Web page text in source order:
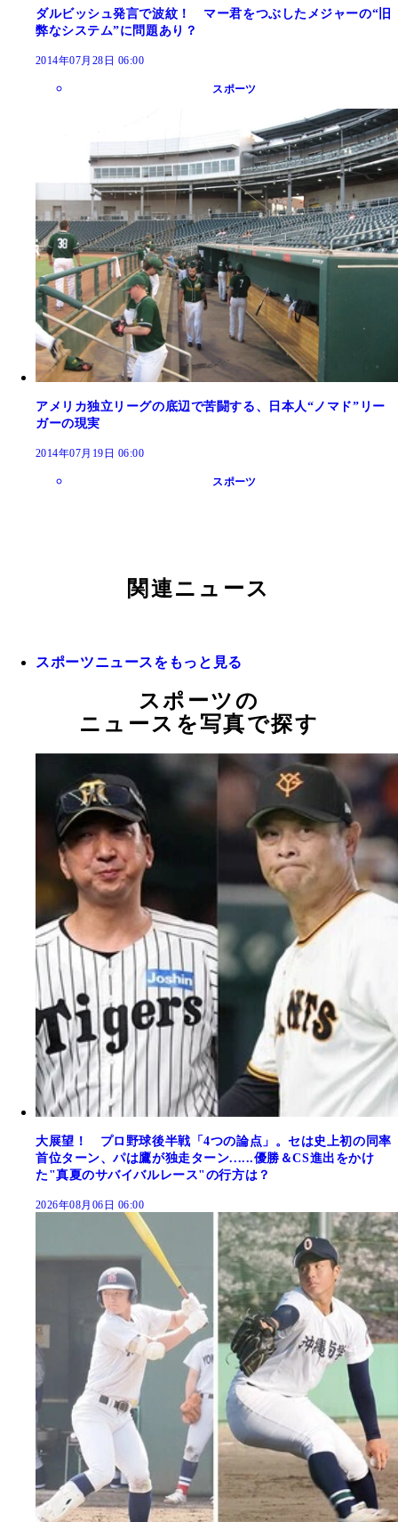
ダルビッシュ発言で波紋！ マー君をつぶしたメジャーの“旧
弊なシステム”に問題あり？
2014年07月28日 06:00
スポーツ
アメリカ独立リーグの底辺で苦闘する、日本人“ノマド”リー
ガーの現実
2014年07月19日 06:00
スポーツ
関連ニュース
スポーツニュースをもっと見る
スポーツの
ニュースを写真で探す
大展望！ プロ野球後半戦「4つの論点」。セは史上初の同率
首位ターン、パは鷹が独走ターン......優勝＆CS進出をかけ
た"真夏のサバイバルレース"の行方は？
2026年08月06日 06:00